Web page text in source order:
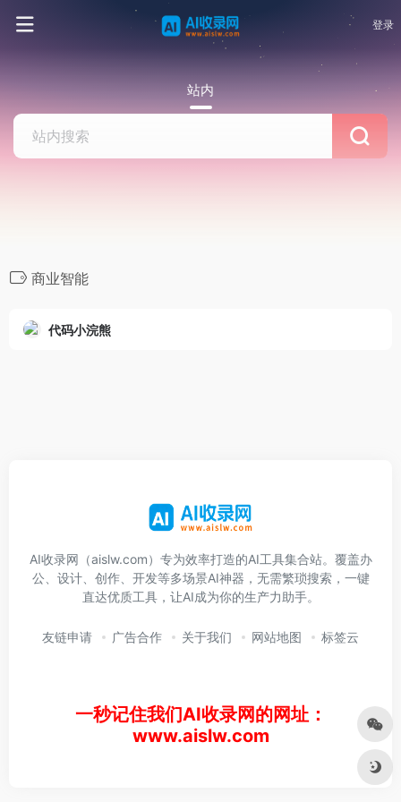
登录
站内
商业智能
代码小浣熊
AI收录网（aislw.com）专为效率打造的AI工具集合站。覆盖办
公、设计、创作、开发等多场景AI神器，无需繁琐搜索，一键
直达优质工具，让AI成为你的生产力助手。
友链申请 广告合作 关于我们 网站地图 标签云
一秒记住我们AI收录网的网址：
www.aislw.com